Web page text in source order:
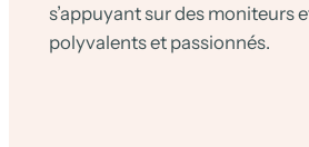
s’appuyant sur des moniteurs
polyvalents et passionnés.